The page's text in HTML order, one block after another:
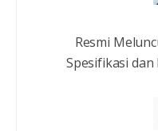
Resmi
Spesifikasi dan